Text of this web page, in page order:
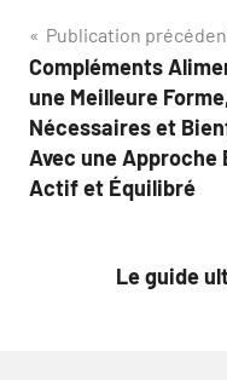
Navigation
de
l’article
Publication
Compléments
une Meilleure
Nécessaires et
Avec une Approche
Actif et Équilibré
Le guide